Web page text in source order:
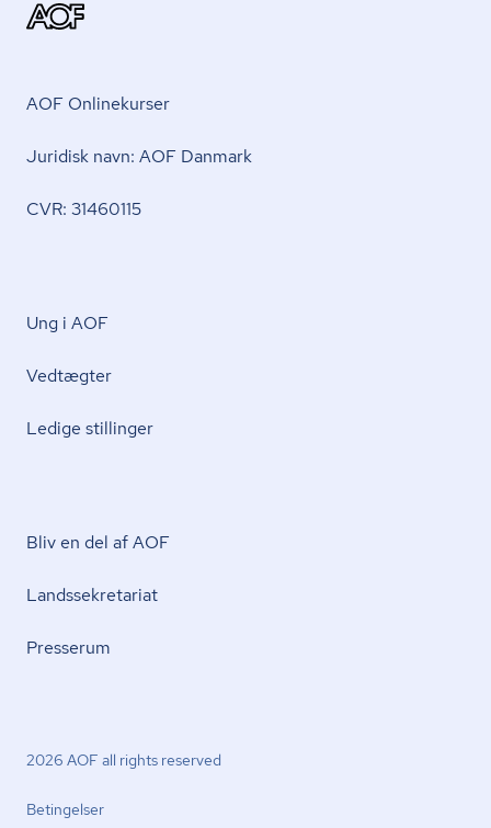
AOF Onlinekurser
Juridisk navn: AOF Danmark
CVR: 31460115
Ung i AOF
Vedtægter
Ledige stillinger
Bliv en del af AOF
Lands­se­kre­ta­ri­at
Presserum
2026 AOF all rights reserved
Betingelser